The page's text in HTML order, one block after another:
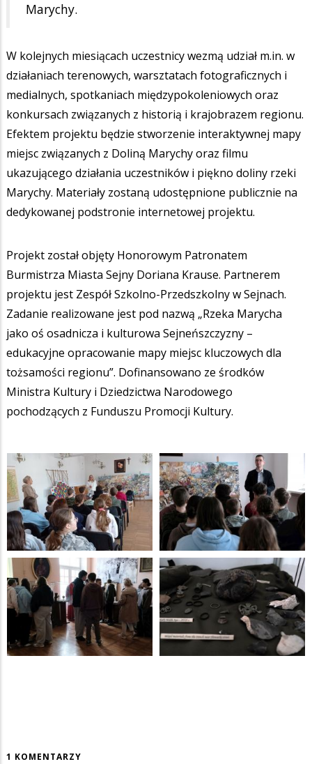
Marychy.
W kolejnych miesiącach uczestnicy wezmą udział m.in. w
działaniach terenowych, warsztatach fotograficznych i
medialnych, spotkaniach międzypokoleniowych oraz
konkursach związanych z historią i krajobrazem regionu.
Efektem projektu będzie stworzenie interaktywnej mapy
miejsc związanych z Doliną Marychy oraz filmu
ukazującego działania uczestników i piękno doliny rzeki
Marychy. Materiały zostaną udostępnione publicznie na
dedykowanej podstronie internetowej projektu.
Projekt został objęty Honorowym Patronatem
Burmistrza Miasta Sejny Doriana Krause. Partnerem
projektu jest Zespół Szkolno-Przedszkolny w Sejnach.
Zadanie realizowane jest pod nazwą „Rzeka Marycha
jako oś osadnicza i kulturowa Sejneńszczyzny –
edukacyjne opracowanie mapy miejsc kluczowych dla
tożsamości regionu”. Dofinansowano ze środków
Ministra Kultury i Dziedzictwa Narodowego
pochodzących z Funduszu Promocji Kultury.
1 KOMENTARZY